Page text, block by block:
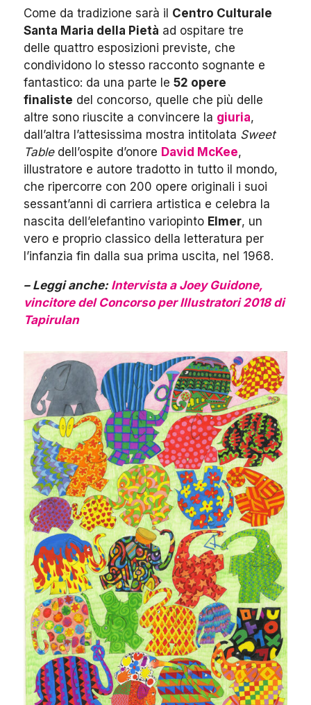
Come da tradizione sarà il Centro Culturale
Santa Maria della Pietà ad ospitare tre
delle quattro esposizioni previste, che
condividono lo stesso racconto sognante e
fantastico: da una parte le 52 opere
finaliste del concorso, quelle che più delle
altre sono riuscite a convincere la giuria,
dall’altra l’attesissima mostra intitolata Sweet
Tabledell’ospite d’onore David McKee,
illustratore e autore tradotto in tutto il mondo,
che ripercorre con 200 opere originali i suoi
sessant’anni di carriera artistica e celebra la
nascita dell’elefantino variopinto Elmer, un
vero e proprio classico della letteratura per
l’infanzia fin dalla sua prima uscita, nel 1968.
– Leggi anche: Intervista a Joey Guidone,
vincitore del Concorso per Illustratori 2018 di
Tapirulan